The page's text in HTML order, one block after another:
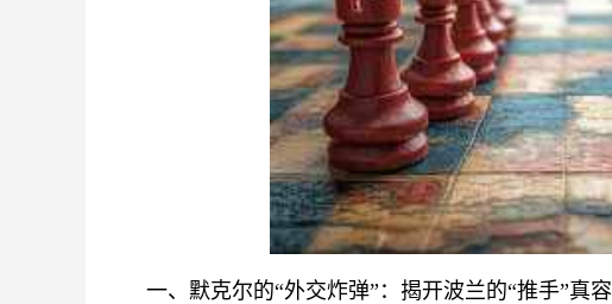
一、默克尔的“外交炸弹”：揭开波兰的“推手”真容